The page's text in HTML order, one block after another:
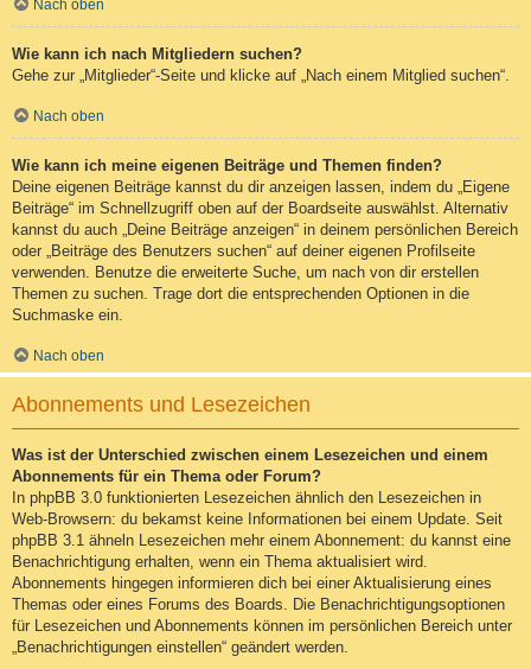
Nach oben
Wie kann ich nach Mitgliedern suchen?
Gehe zur „Mitglieder“-Seite und klicke auf „Nach einem Mitglied suchen“.
Nach oben
Wie kann ich meine eigenen Beiträge und Themen finden?
Deine eigenen Beiträge kannst du dir anzeigen lassen, indem du „Eigene
Beiträge“ im Schnellzugriff oben auf der Boardseite auswählst. Alternativ
kannst du auch „Deine Beiträge anzeigen“ in deinem persönlichen Bereich
oder „Beiträge des Benutzers suchen“ auf deiner eigenen Profilseite
verwenden. Benutze die erweiterte Suche, um nach von dir erstellen
Themen zu suchen. Trage dort die entsprechenden Optionen in die
Suchmaske ein.
Nach oben
Abonnements und Lesezeichen
Was ist der Unterschied zwischen einem Lesezeichen und einem
Abonnements für ein Thema oder Forum?
In phpBB 3.0 funktionierten Lesezeichen ähnlich den Lesezeichen in
Web-Browsern: du bekamst keine Informationen bei einem Update. Seit
phpBB 3.1 ähneln Lesezeichen mehr einem Abonnement: du kannst eine
Benachrichtigung erhalten, wenn ein Thema aktualisiert wird.
Abonnements hingegen informieren dich bei einer Aktualisierung eines
Themas oder eines Forums des Boards. Die Benachrichtigungsoptionen
für Lesezeichen und Abonnements können im persönlichen Bereich unter
„Benachrichtigungen einstellen“ geändert werden.